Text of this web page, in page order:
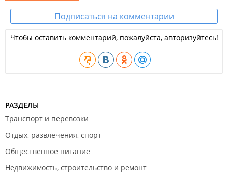
Подписаться на комментарии
Чтобы оставить комментарий, пожалуйста, авторизуйтесь!
РАЗДЕЛЫ
Транспорт и перевозки
Отдых, развлечения, спорт
Общественное питание
Недвижимость, строительство и ремонт